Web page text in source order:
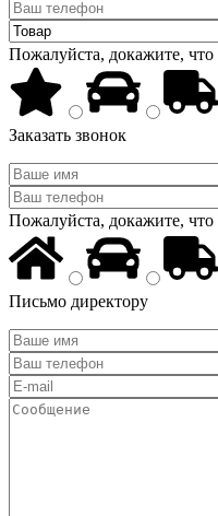
Пожалуйста, докажите,
Заказать звонок
Пожалуйста, докажите,
Письмо директору